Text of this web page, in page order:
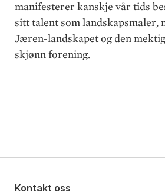
manifesterer kanskje vår tids
sitt talent som landskapsmaler,
Jæren-landskapet og den
skjønn forening.
Kontakt oss